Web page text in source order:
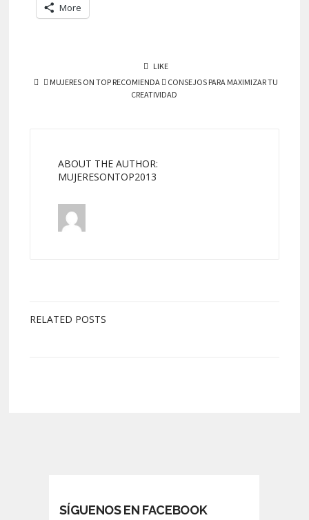
More
LIKE
MUJERES ON TOP RECOMIENDA
CONSEJOS PARA MAXIMIZAR TU
CREATIVIDAD
ABOUT THE AUTHOR:
MUJERESONTOP2013
RELATED POSTS
SÍGUENOS EN FACEBOOK